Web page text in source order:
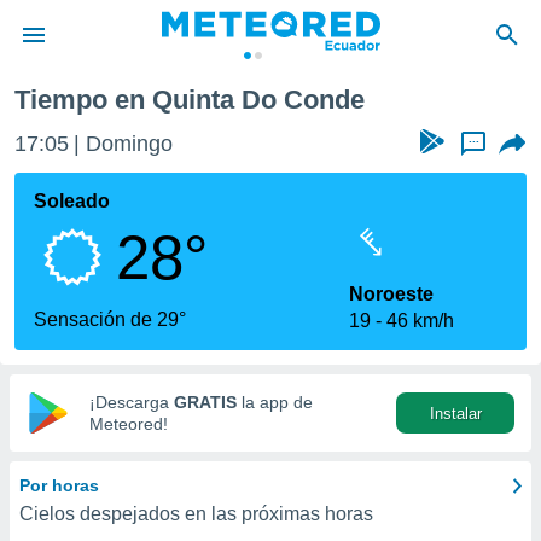
de
ha
calidad.
a este
las
y
digital
basada
Tiempo en Quinta Do Conde
17:05 Domingo ...
Soleado
28°
Sensación de 29°
Noroeste
19
46 km/h
¡Descarga GRATIS la app de
Meteored!
Instalar
Por horas
Cielos despejados en las próximas horas